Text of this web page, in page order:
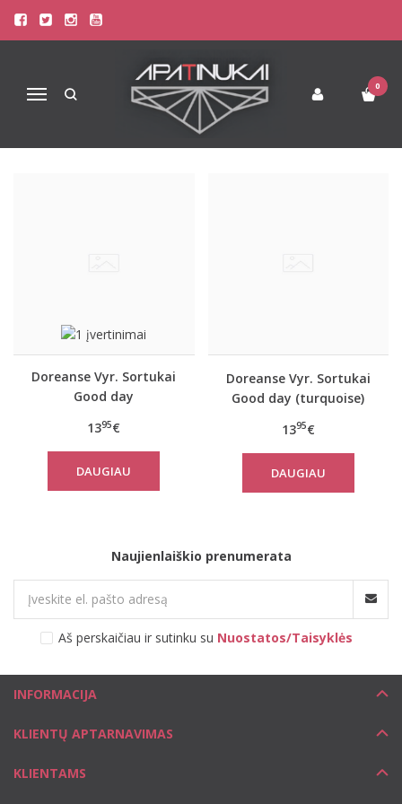
Navigacija
0
PREKIŲ PAIEŠKA - GOOD
Prekių paieška
Doreanse Vyr. Sortukai
Good day
1395€
DAUGIAU
Doreanse Vyr. Sortukai
Good day (turquoise)
1395€
DAUGIAU
Naujienlaiškio prenumerata
Aš perskaičiau ir sutinku su Nuostatos/Taisyklės
INFORMACIJA
KLIENTŲ APTARNAVIMAS
KLIENTAMS